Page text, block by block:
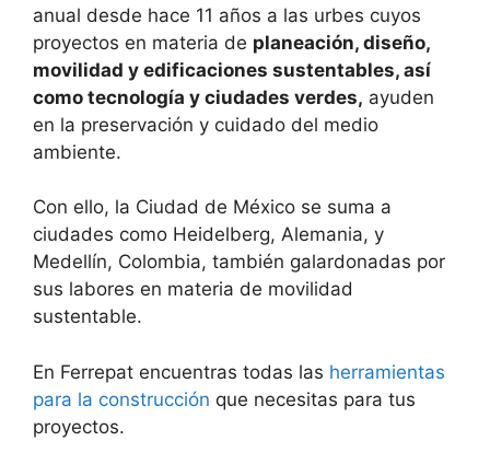
anual desde hace 11 años a las urbes cuyos
proyectos en materia de planeación, diseño,
movilidad y edificaciones sustentables, así
como tecnología y ciudades verdes, ayuden
en la preservación y cuidado del medio
ambiente.
Con ello, la Ciudad de México se suma a
ciudades como Heidelberg, Alemania, y
Medellín, Colombia, también galardonadas por
sus labores en materia de movilidad
sustentable.
En Ferrepat encuentras todas las herramientas
para la construcción que necesitas para tus
proyectos.